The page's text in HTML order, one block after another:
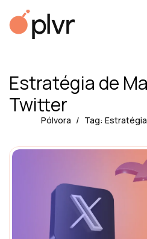
Estratégia de
Twitter
Pólvora Tag: